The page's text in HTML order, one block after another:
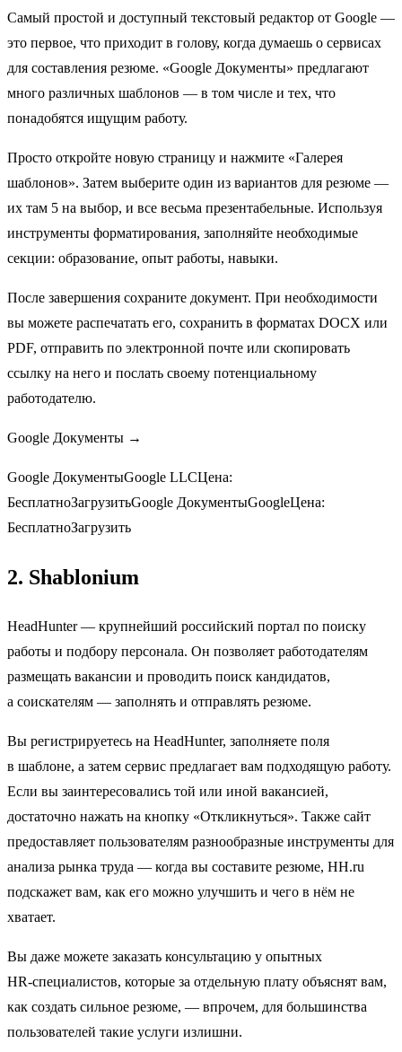
Самый простой и доступный текстовый редактор от Google —
это первое, что приходит в голову, когда думаешь о сервисах
для составления резюме. «Google Документы» предлагают
много различных шаблонов — в том числе и тех, что
понадобятся ищущим работу.
Просто откройте новую страницу и нажмите «Галерея
шаблонов». Затем выберите один из вариантов для резюме —
их там 5 на выбор, и все весьма презентабельные. Используя
инструменты форматирования, заполняйте необходимые
секции: образование, опыт работы, навыки.
После завершения сохраните документ. При необходимости
вы можете распечатать его, сохранить в форматах DOCX или
PDF, отправить по электронной почте или скопировать
ссылку на него и послать своему потенциальному
работодателю.
Google Документы →
Google ДокументыGoogle LLCЦена:
БесплатноЗагрузитьGoogle ДокументыGoogleЦена:
БесплатноЗагрузить
2. Shablonium
HeadHunter — крупнейший российский портал по поиску
работы и подбору персонала. Он позволяет работодателям
размещать вакансии и проводить поиск кандидатов,
а соискателям — заполнять и отправлять резюме.
Вы регистрируетесь на HeadHunter, заполняете поля
в шаблоне, а затем сервис предлагает вам подходящую работу.
Если вы заинтересовались той или иной вакансией,
достаточно нажать на кнопку «Откликнуться». Также сайт
предоставляет пользователям разнообразные инструменты для
анализа рынка труда — когда вы составите резюме, HH.ru
подскажет вам, как его можно улучшить и чего в нём не
хватает.
Вы даже можете заказать консультацию у опытных
HR‑специалистов, которые за отдельную плату объяснят вам,
как создать сильное резюме, — впрочем, для большинства
пользователей такие услуги излишни.